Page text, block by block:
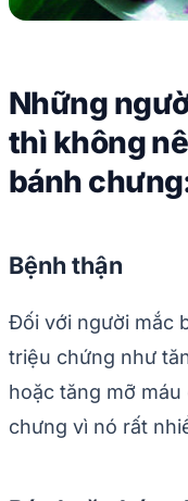
Những
thì không
bánh
Bệnh thận
Đối với người mắc
triệu chứng như
hoặc tăng mỡ
chưng vì nó rất